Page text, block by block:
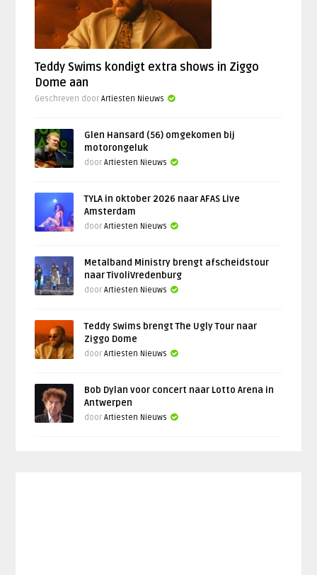
Teddy Swims kondigt extra shows in Ziggo
Dome aan
Geschreven doorArtiesten Nieuws
Glen Hansard (56) omgekomen bij
motorongeluk
doorArtiesten Nieuws
TYLA in oktober 2026 naar AFAS Live
Amsterdam
doorArtiesten Nieuws
Metalband Ministry brengt afscheidstour
naar TivoliVredenburg
doorArtiesten Nieuws
Teddy Swims brengt The Ugly Tour naar
Ziggo Dome
doorArtiesten Nieuws
Bob Dylan voor concert naar Lotto Arena in
Antwerpen
doorArtiesten Nieuws